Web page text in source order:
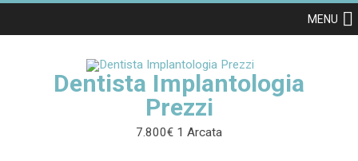
MENU
Dentista Implantologia
Prezzi
7.800€ 1 Arcata